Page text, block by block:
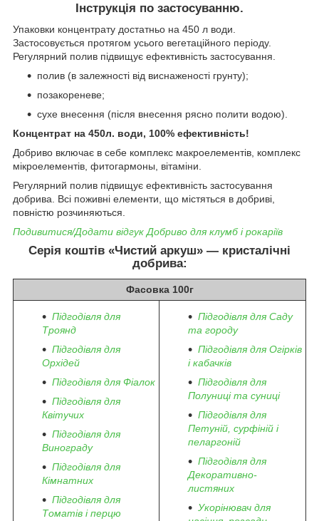
Інструкція по застосуванню.
Упаковки концентрату достатньо на 450 л води.
Застосовується протягом усього вегетаційного періоду.
Регулярний полив підвищує ефективність застосування.
полив (в залежності від виснаженості грунту);
позакореневе;
сухе внесення (після внесення рясно полити водою).
Концентрат на 450л. води, 100% ефективність!
Добриво включає в себе комплекс макроелементів, комплекс
мікроелементів, фитогармоны, вітаміни.
Регулярний полив підвищує ефективність застосування
добрива. Всі поживні елементи, що містяться в добриві,
повністю розчиняються.
Подивитися/Додати відгук Добриво для клумб і рокаріїв
Серія коштів «Чистий аркуш» — кристалічні
добрива:
Фасовка 100г
Підгодівля для
Троянд
Підгодівля для
Орхідей
Підгодівля для Фіалок
Підгодівля для
Квітучих
Підгодівля для
Винограду
Підгодівля для
Кімнатних
Підгодівля для
Томатів і перцю
Підгодівля для Саду
та городу
Підгодівля для Огірків
і кабачків
Підгодівля для
Полуниці та суниці
Підгодівля для
Петуній, сурфіній і
пеларгоній
Підгодівля для
Декоративно-
листяних
Укорінювач для